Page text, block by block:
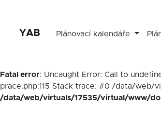
YAB Plánovací kalendáře
Fatal error: Uncaught Error: Call to
prace.php:115 Stack trace: #0 /data/web/
/data/web/virtuals/17535/virtual/www/